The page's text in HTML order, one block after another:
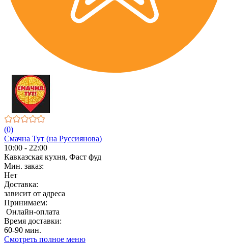
(0)
Смачна Тут (на Руссиянова)
10:00 - 22:00
Кавказская кухня, Фаст фуд
Мин. заказ:
Нет
Доставка:
зависит от адреса
Принимаем:
Онлайн-оплата
Время доставки:
60-90 мин.
Смотреть полное меню